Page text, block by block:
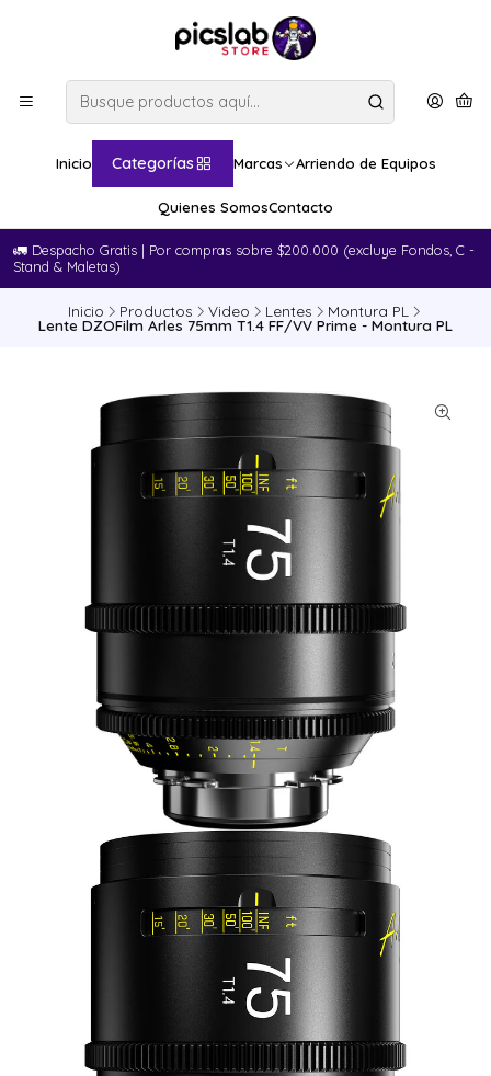
Inicio Categorías Marcas Arriendo de Equipos
Quienes SomosContacto
🚛​ Despacho Gratis | Por compras sobre $200.000 (excluye Fondos, C -
Stand & Maletas)
Inicio Productos Video Lentes Montura PL
Lente DZOFilm Arles 75mm T1.4 FF/VV Prime - Montura PL